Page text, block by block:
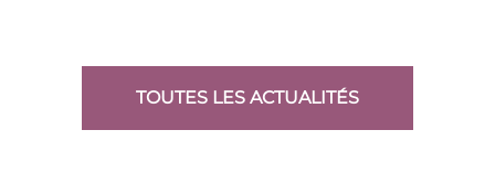
TOUTES LES ACTUALITÉS